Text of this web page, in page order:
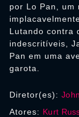
por Lo Pan, um
Lutando contra
indescritíveis,
Pan em uma
garota.
Diretor(es):
Atores: Kurt